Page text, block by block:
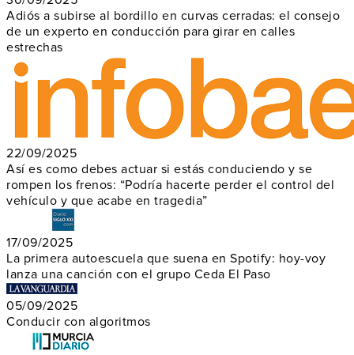
Adiós a subirse al bordillo en curvas cerradas: el consejo
de un experto en conducción para girar en calles
estrechas
22/09/2025
Así es como debes actuar si estás conduciendo y se
rompen los frenos: “Podría hacerte perder el control del
vehículo y que acabe en tragedia”
17/09/2025
La primera autoescuela que suena en Spotify: hoy-voy
lanza una canción con el grupo Ceda El Paso
05/09/2025
Conducir con algoritmos